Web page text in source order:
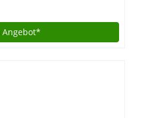
Angebot*